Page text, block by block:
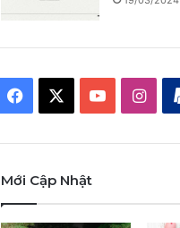
e
T
I
t
Mới Cập Nhật